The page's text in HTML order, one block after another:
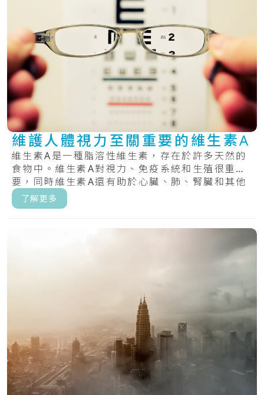
維護人體視力至關重要的維生素A
維生素A是一種脂溶性維生素，存在於許多天然的
食物中。維生素A對視力、免疫系統和生殖很重
要，同時維生素A還有助於心臟、肺、腎臟和其他
器官正.....
了解更多